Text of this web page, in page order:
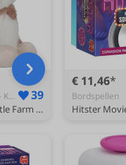
Pluche | bruin - Knuffel 39
Koe 17cm - Little Farm - baby speelgoed
€ 11,46
Bordspellen